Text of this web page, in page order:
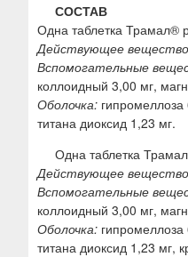
СОСТАВ
Одна таблетка Трамал®
Действующее
Вспомогательные
коллоидный 3,00 мг,
Оболочка:
титана диоксид 1,23 мг.
Одна таблетка
Действующее
Вспомогательные
коллоидный 3,00 мг,
Оболочка:
титана диоксид 1,23 мг,